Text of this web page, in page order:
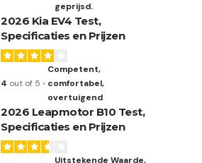
geprijsd.
2026 Kia EV4 Test,
Specificaties en Prijzen
4 out of 5
Competent,
comfortabel,
overtuigend
2026 Leapmotor B10 Test,
Specificaties en Prijzen
Uitstekende Waarde,